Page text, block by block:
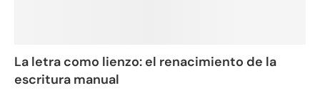
La letra como lienzo: el renacimiento de la
escritura manual